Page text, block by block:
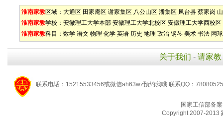
淮南家教区域： 大通区 田家庵区 谢家集区 八公山区 潘集区 凤台县 蔡家岗
淮南家教学校： 安徽理工大学本部 安徽理工大学北校区 安徽理工大学西校区
淮南家教科目： 数学 语文 物理 化学 英语 历史 地理 政治 钢琴 美术 书法 网球
关于我们 - 请家教
联系电话：15215533456或微信ah63wz预约我哦 联系QQ：
国家工信部备
Copyright 2007-2013